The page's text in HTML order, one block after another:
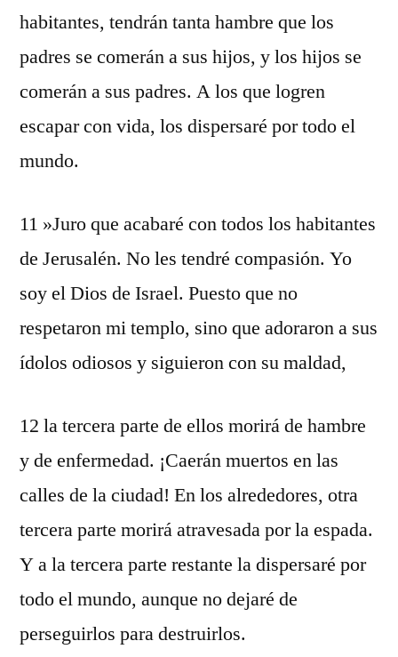
habitantes, tendrán tanta hambre que los
padres se comerán a sus hijos, y los hijos se
comerán a sus padres. A los que logren
escapar con vida, los dispersaré por todo el
mundo.
11 »Juro que acabaré con todos los habitantes
de Jerusalén. No les tendré compasión. Yo
soy el Dios de Israel. Puesto que no
respetaron mi templo, sino que adoraron a sus
ídolos odiosos y siguieron con su maldad,
12 la tercera parte de ellos morirá de hambre
y de enfermedad. ¡Caerán muertos en las
calles de la ciudad! En los alrededores, otra
tercera parte morirá atravesada por la espada.
Y a la tercera parte restante la dispersaré por
todo el mundo, aunque no dejaré de
perseguirlos para destruirlos.